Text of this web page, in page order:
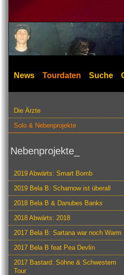
News Tourdaten Suche
Die Ärzte
Solo & Nebenprojekte
Nebenprojekte_
2019 Abwärts: Smart Bomb
2019 Bela B: Scharnow ist überall
2018 Bela B & Danubes Banks
2018 Abwärts: 2018
2017 Bela B: Sartana war noch Warm
2017 Bela B feat Pea Devlin
2017 Bastard: Söhne & Schwestern
Tour